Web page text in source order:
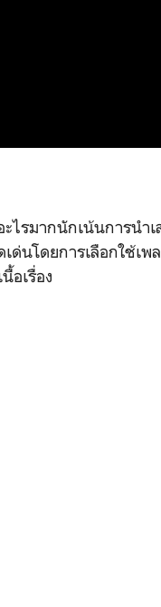
ไรมากนักเน้นการนำ
ด่นโดยการเลือกใช้เ
อเรื่อง